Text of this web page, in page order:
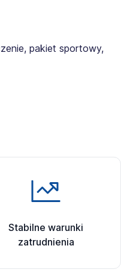
pakiet sportowy,
Stabilne warunki
zatrudnienia